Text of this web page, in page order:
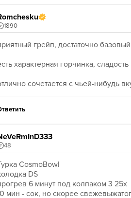
1890
грейп, достаточно
характерная горчинка,
сочетается с чьей-нибудь
48
CosmoBowl
DS
6 минут под колпаком 3 25х
мин - сок, но скорее